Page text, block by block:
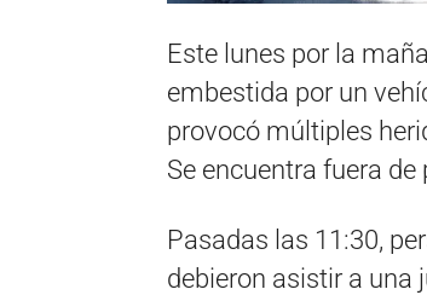
Este lunes por la
embestida por un
provocó múltiples
Se encuentra fuera de
Pasadas las 11:30,
debieron asistir a una